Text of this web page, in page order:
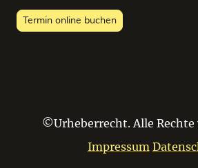
Termin online buchen
©Urheberrecht. Alle
Impressum